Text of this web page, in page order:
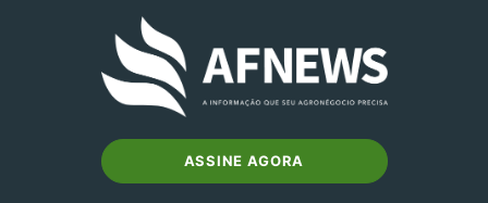
ASSINE AGORA